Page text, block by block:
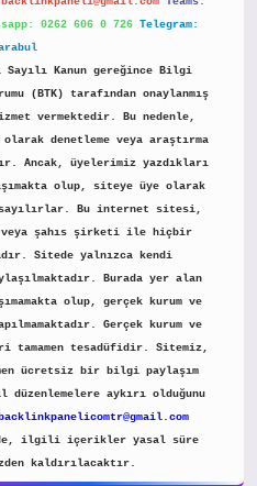
0262 606 0 726 Telegram:
Sayılı Kanun gereğince Bilgi
(BTK) tarafından onaylanmış
vermektedir. Bu nedenle,
denetleme veya araştırma
Ancak, üyelerimiz yazdıkları
olup, siteye üye olarak
sayılırlar. Bu internet sitesi,
veya şahıs şirketi ile hiçbir
Sitede yalnızca kendi
Burada yer alan
olup, gerçek kurum ve
Gerçek kurum ve
tesadüfidir. Sitemiz,
ücretsiz bir bilgi paylaşım
düzenlemelere aykırı olduğunu
backlinkpanelicomtr@gmail.com
ilgili içerikler yasal süre
kaldırılacaktır.